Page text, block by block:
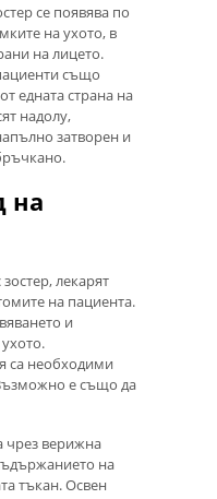
се появява по
на ухото, в
на лицето.
също
едната страна на
надолу,
затворен и
на
лекарят
на пациента.
и
са необходими
е също да
чрез верижна
на
тъкан. Освен